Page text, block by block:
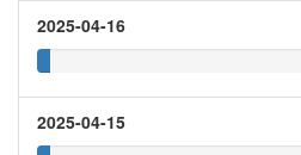
2025-04-16
2025-04-15